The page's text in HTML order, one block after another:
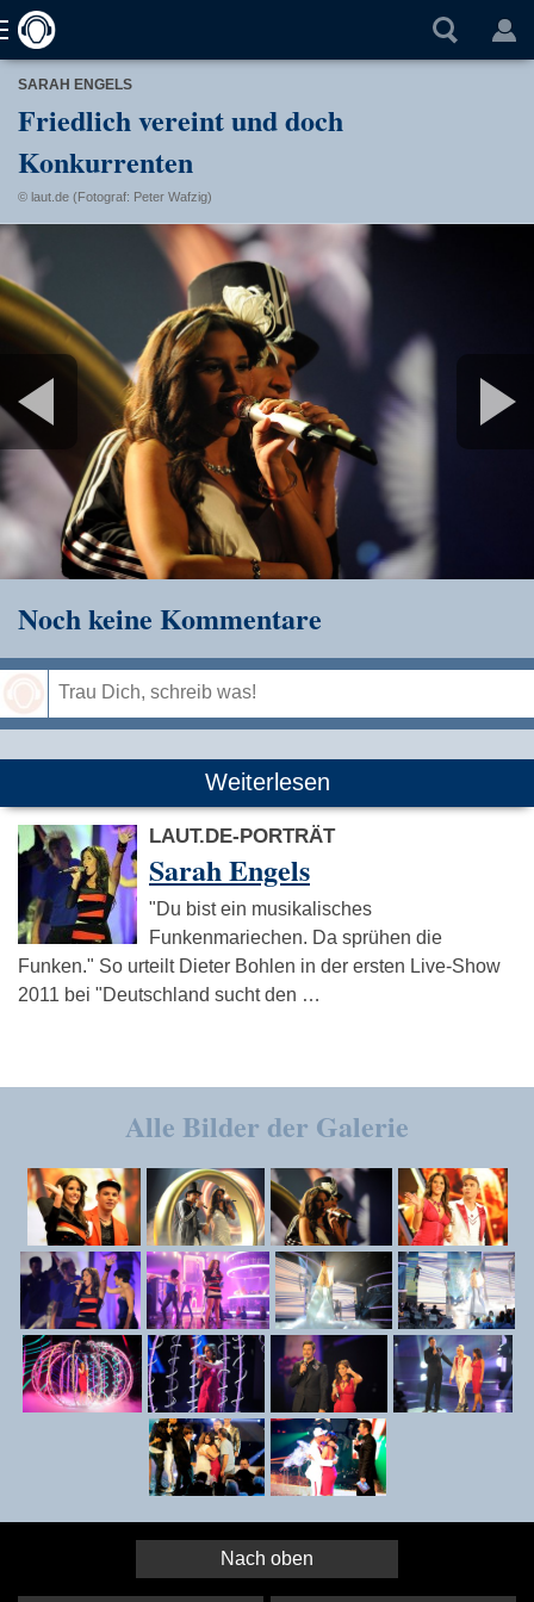
SARAH ENGELS
Friedlich vereint und doch
Konkurrenten
© laut.de (Fotograf: Peter Wafzig)
Noch keine Kommentare
Weiterlesen
LAUT.DE-PORTRÄT
Sarah Engels
"Du bist ein musikalisches
Funkenmariechen. Da sprühen die
Funken." So urteilt Dieter Bohlen in der ersten Live-Show
2011 bei "Deutschland sucht den …
Alle Bilder der Galerie
Nach oben